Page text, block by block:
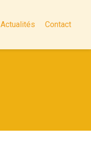
Actualités Contact